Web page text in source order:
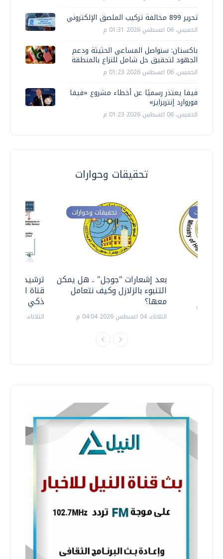
تحرير 899 مخالفة تركيب الملصق الإلكتروني
الخميس، 06 اغسطس 2026 01:31 م
باكستان: سنواصل المساعي الحثيثة ودعم
الجهود لتحقيق حل شامل للنزاع بالمنطقة
الخميس، 06 اغسطس 2026 01:23 م
فيفا يعتذر رسميًا عن أخطاء مشروع «فيفا
فوروارد إنتربرايز»
الخميس، 06 اغسطس 2026 01:23 م
تحقيقات وحوارات
ترشيدا
قناة
ذكي
الثلاثاء، 14 يوليو 2026 06:11 م
تحقيقات وحوارات
بعد إشعارات "جوجل" .. هل يمكن
التنبوء بالزلازل وكيف نتعامل
معها؟
الثلاثاء، 04 اغسطس 2026 04:04 م
وحوارات